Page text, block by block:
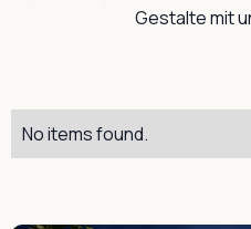
Gestalte mit
No items found.